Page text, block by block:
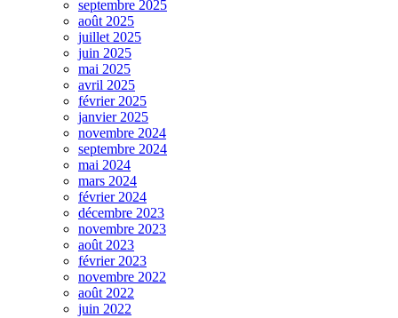
septembre 2025
août 2025
juillet 2025
juin 2025
mai 2025
avril 2025
février 2025
janvier 2025
novembre 2024
septembre 2024
mai 2024
mars 2024
février 2024
décembre 2023
novembre 2023
août 2023
février 2023
novembre 2022
août 2022
juin 2022